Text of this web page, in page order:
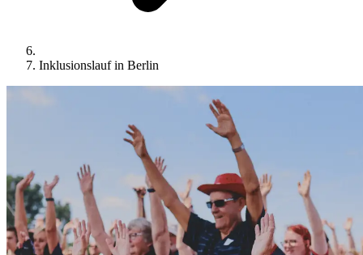
Inklusionslauf in Berlin